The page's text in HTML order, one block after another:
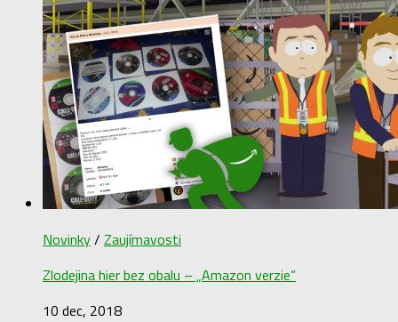
Novinky/ Zaujímavosti
Zlodejina hier bez obalu – „Amazon verzie“
10 dec, 2018